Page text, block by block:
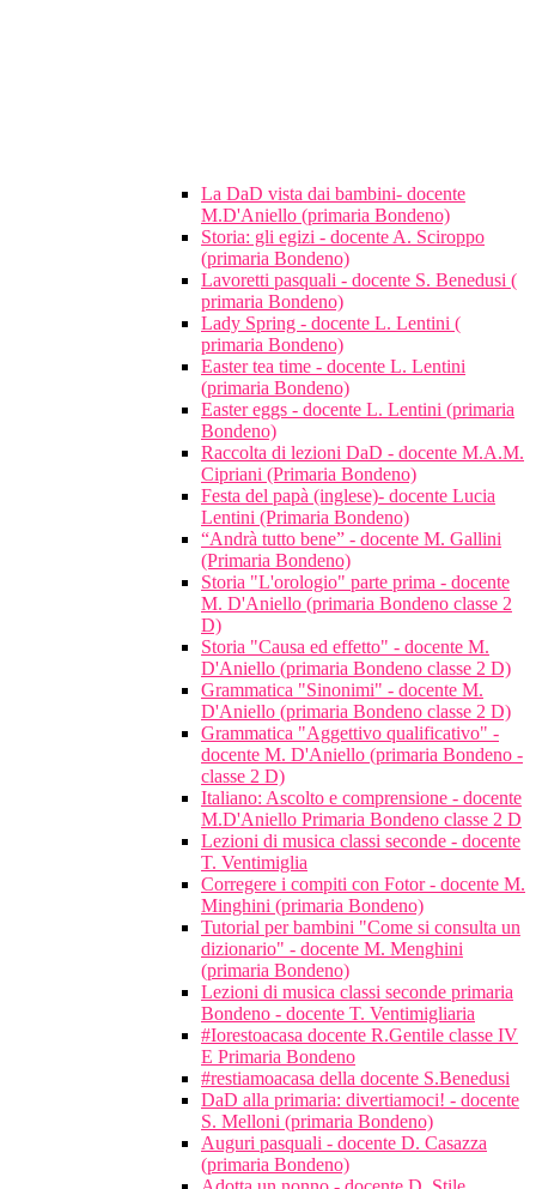
La DaD vista dai bambini- docente
M.D'Aniello (primaria Bondeno)
Storia: gli egizi - docente A. Sciroppo
(primaria Bondeno)
Lavoretti pasquali - docente S. Benedusi (
primaria Bondeno)
Lady Spring - docente L. Lentini (
primaria Bondeno)
Easter tea time - docente L. Lentini
(primaria Bondeno)
Easter eggs - docente L. Lentini (primaria
Bondeno)
Raccolta di lezioni DaD - docente M.A.M.
Cipriani (Primaria Bondeno)
Festa del papà (inglese)- docente Lucia
Lentini (Primaria Bondeno)
“Andrà tutto bene” - docente M. Gallini
(Primaria Bondeno)
Storia "L'orologio" parte prima - docente
M. D'Aniello (primaria Bondeno classe 2
D)
Storia "Causa ed effetto" - docente M.
D'Aniello (primaria Bondeno classe 2 D)
Grammatica "Sinonimi" - docente M.
D'Aniello (primaria Bondeno classe 2 D)
Grammatica "Aggettivo qualificativo" -
docente M. D'Aniello (primaria Bondeno -
classe 2 D)
Italiano: Ascolto e comprensione - docente
M.D'Aniello Primaria Bondeno classe 2 D
Lezioni di musica classi seconde - docente
T. Ventimiglia
Corregere i compiti con Fotor - docente M.
Minghini (primaria Bondeno)
Tutorial per bambini "Come si consulta un
dizionario" - docente M. Menghini
(primaria Bondeno)
Lezioni di musica classi seconde primaria
Bondeno - docente T. Ventimigliaria
#Iorestoacasa docente R.Gentile classe IV
E Primaria Bondeno
#restiamoacasa della docente S.Benedusi
DaD alla primaria: divertiamoci! - docente
S. Melloni (primaria Bondeno)
Auguri pasquali - docente D. Casazza
(primaria Bondeno)